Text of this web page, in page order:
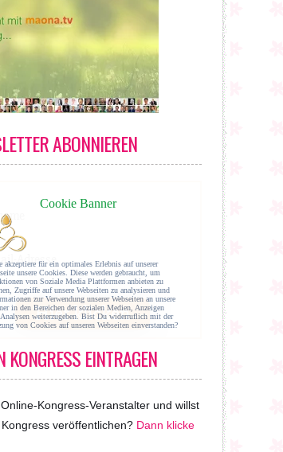
ABONNIEREN
KONGRESS EINTRAGEN
Kongress-Veranstalter und willst
veröffentlichen? Dann klicke